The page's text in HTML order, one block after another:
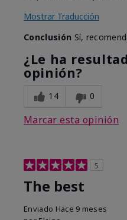
Mostrar Traducción
Conclusión Sí,
¿Le ha
opinión?
14 0
Marcar esta opinión
5
The best
Enviado Hace 9 meses